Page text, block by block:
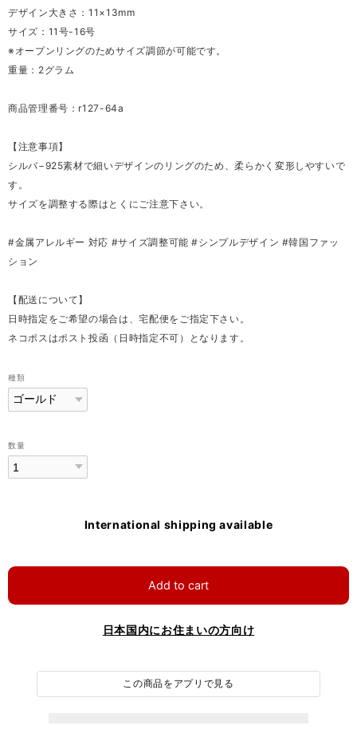
デザイン大きさ：11×13mm
サイズ：11号-16号
※オープンリングのためサイズ調節が可能です。
重量：2グラム
商品管理番号：r127-64a
【注意事項】
シルバ−925素材で細いデザインのリングのため、柔らかく変形しやすいで
す。
サイズを調整する際はとくにご注意下さい。
#金属アレルギー 対応 #サイズ調整可能 #シンプルデザイン #韓国ファッ
ション
【配送について】
日時指定をご希望の場合は、宅配便をご指定下さい。
ネコポスはポスト投函（日時指定不可）となります。
種類
数量
International shipping available
Add to cart
日本国内にお住まいの方向け
この商品をアプリで見る